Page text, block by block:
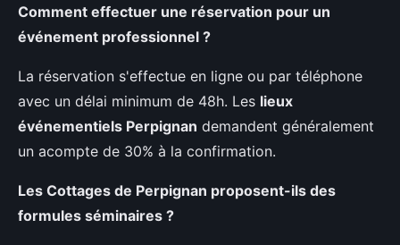
Comment effectuer une réservation pour un
événement professionnel ?
La réservation s'effectue en ligne ou par téléphone
avec un délai minimum de 48h. Les lieux
événementiels Perpignan demandent généralement
un acompte de 30% à la confirmation.
Les Cottages de Perpignan proposent-ils des
formules séminaires ?